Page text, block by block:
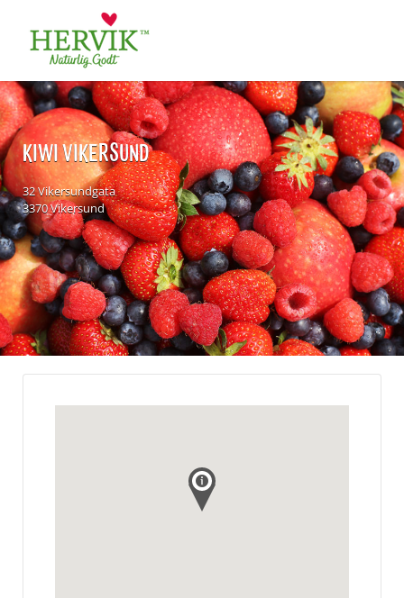
for:
KIWI VIKERSUND
32 Vikersundgata
3370 Vikersund